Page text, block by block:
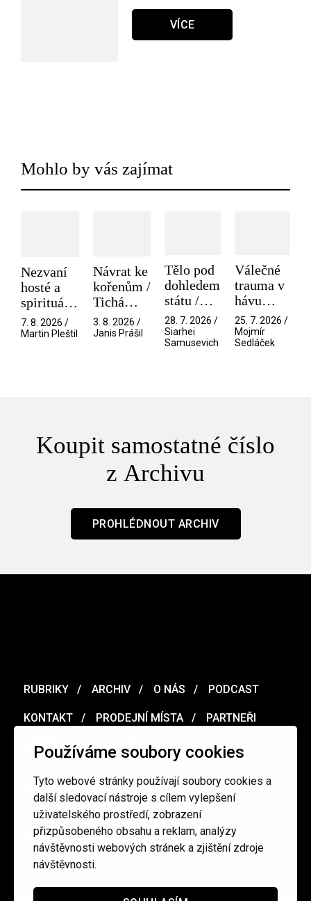
Používáme soubory cookies
Tyto webové stránky používají soubory cookies a
další sledovací nástroje s cílem vylepšení
uživatelského prostředí, zobrazení
přizpůsobeného obsahu a reklam, analýzy
návštěvnosti webových stránek a zjištění zdroje
návštěvnosti.
VÍCE
Mohlo by vás zajímat
Nezvaní
hosté a
spirituální
narušitelé
z vesmíru
7. 8. 2026 /
Martin Pleštil
Návrat ke
kořenům /
Tichá
přítelkyně
3. 8. 2026 /
Janis Prášil
Tělo pod
dohledem
státu /
Pramen
28. 7. 2026 /
Siarhei
Samusevich
Válečné
trauma v
hávu
spektáklu
/ Odyssea
25. 7. 2026 /
Mojmír
Sedláček
Koupit samostatné číslo
z Archivu
PROHLÉDNOUT ARCHIV
RUBRIKY ARCHIV O NÁS PODCAST
KONTAKT PRODEJNÍ MÍSTA PARTNEŘI
MERCH VOUCHER
Ochrana osobních údajů / Obchodní podmínky
redakce@cinepur.cz